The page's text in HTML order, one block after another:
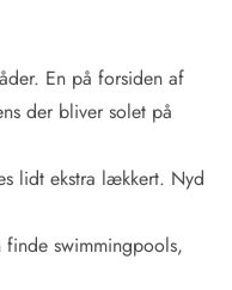
En på forsiden af
der bliver solet på
lidt ekstra lækkert. Nyd
swimmingpools,